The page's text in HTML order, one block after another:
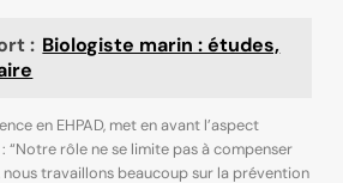
: Biologiste marin : études,
en EHPAD, met en avant l’aspect
“Notre rôle ne se limite pas à compenser
nous travaillons beaucoup sur la prévention